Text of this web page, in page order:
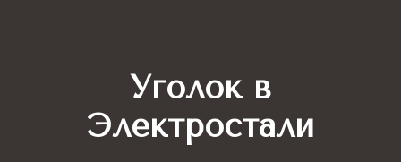
Уголок в
Электростали